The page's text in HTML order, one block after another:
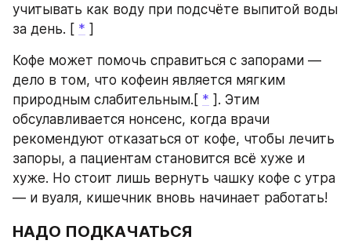
учитывать как воду при подсчёте выпитой воды
за день. [ * ]
Кофе может помочь справиться с запорами —
дело в том, что кофеин является мягким
природным слабительным.[ * ]. Этим
обсулавливается нонсенс, когда врачи
рекомендуют отказаться от кофе, чтобы лечить
запоры, а пациентам становится всё хуже и
хуже. Но стоит лишь вернуть чашку кофе с утра
— и вуаля, кишечник вновь начинает работать!
НАДО ПОДКАЧАТЬСЯ